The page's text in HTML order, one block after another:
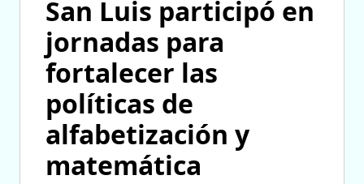
San Luis participó en
jornadas para
fortalecer las
políticas de
alfabetización y
matemática